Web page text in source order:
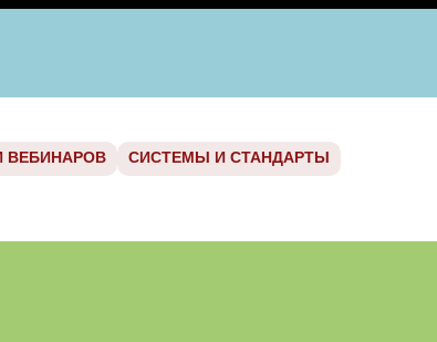
ВЕБИНАРОВ СИСТЕМЫ И СТАНДАРТЫ